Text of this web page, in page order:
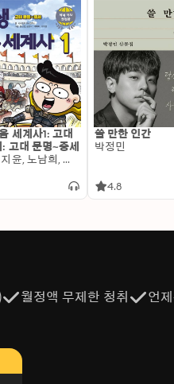
독자: 전진아KBS 32기 성우
의 코이치, ‘토이 스토리 4’의
방송을 통해 책 낭독에도 오
고 활기찬 옥스퍼드의 역
민들의 반응을 보기 위해서
케르크 철수 때 보통 사람
국식 억양을 쓰게 하는 뇌
니다. 아니, 어쩌면 예상 가
거의 인물들과 가능한 접촉
들은 죽어가고 있습니다. 예
낫는다는 걸 아는 유일한
상은 조금씩 어두워지고 있
니다. 꼼꼼하게 설정된 시간
스토리 텔링 능력 또한 뛰어
없습니다. ‘옥스퍼드 시간 여
던워디 교수는 『둠즈데이북
은 너무 많이, 너무 자주 이
세계사1: 고대
고대 문명~중세
김선혜, 정지윤, 노남희, 뭉선생, 윤효식, 이우일, 김선빈, 사회평론 역사연구소
쓸 만한 인간
박정민
4.8
월정액 무제한 청취
언